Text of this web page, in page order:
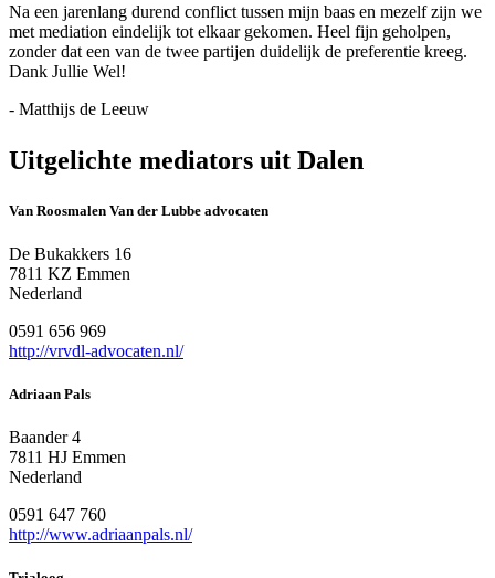
Na een jarenlang durend conflict tussen mijn baas en mezelf zijn we
met mediation eindelijk tot elkaar gekomen. Heel fijn geholpen,
zonder dat een van de twee partijen duidelijk de preferentie kreeg.
Dank Jullie Wel!
- Matthijs de Leeuw
Uitgelichte mediators uit Dalen
Van Roosmalen Van der Lubbe advocaten
De Bukakkers 16
7811 KZ Emmen
Nederland
0591 656 969
http://vrvdl-advocaten.nl/
Adriaan Pals
Baander 4
7811 HJ Emmen
Nederland
0591 647 760
http://www.adriaanpals.nl/